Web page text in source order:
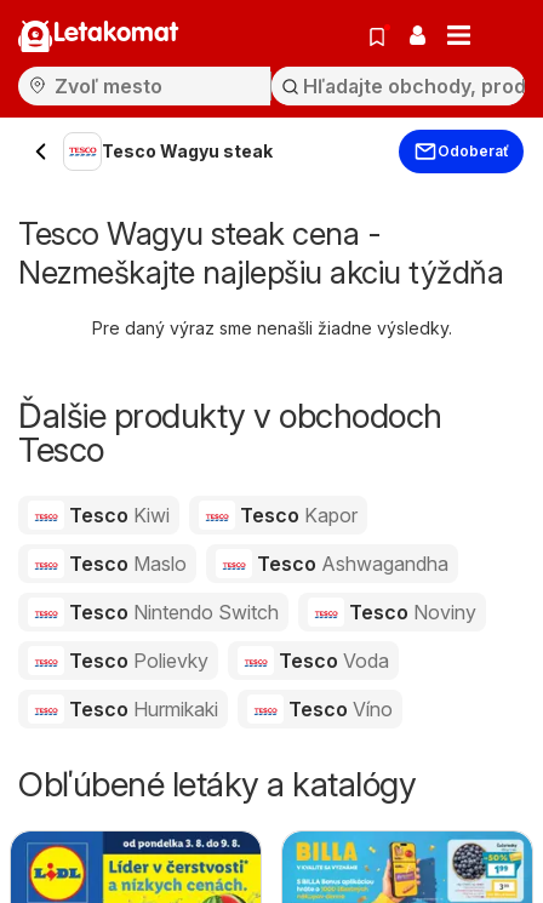
Letakomat
Tesco Wagyu steak Odoberať
Tesco Wagyu steak cena -
Nezmeškajte najlepšiu akciu týždňa
Pre daný výraz sme nenašli žiadne výsledky.
Ďalšie produkty v obchodoch
Tesco
Tesco Kiwi Tesco Kapor
Tesco Maslo Tesco Ashwagandha
Tesco Nintendo Switch Tesco Noviny
Tesco Polievky Tesco Voda
Tesco Hurmikaki Tesco Víno
Obľúbené letáky a katalógy